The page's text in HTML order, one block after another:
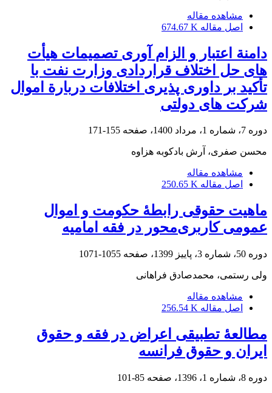
مشاهده مقاله
اصل مقاله 674.67 K
دامنة اعتبار و الزام آوری تصمیمات هیأت
های حل اختلاف قراردادی ‏وزارت نفت با
تأکید بر داوری پذیری اختلافات دربارة اموال‏‏
شرکت های دولتی
دوره 7، شماره 1، مرداد 1400، صفحه 155-171
محسن صفری، آرش بادکوبه هزاوه
مشاهده مقاله
اصل مقاله 250.65 K
ماهیت حقوقی رابطۀ حکومت و اموال
عمومی کاربری‌محور در فقه امامیه
دوره 50، شماره 3، پاییز 1399، صفحه 1055-1071
ولی رستمی، محمدصادق فراهانی
مشاهده مقاله
اصل مقاله 256.54 K
مطالعۀ تطبیقی اعراض در فقه و حقوق
ایران و حقوق فرانسه
دوره 8، شماره 1، 1396، صفحه 85-101